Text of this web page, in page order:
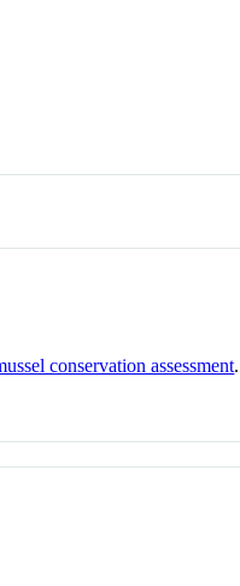
conservation assessment.